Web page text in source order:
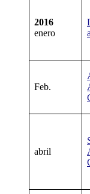
2016
enero
Feb.
abril